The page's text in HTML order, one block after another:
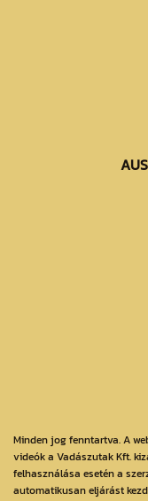
Minden jog fenntartva. A
videók a Vadászutak Kft.
felhasználása esetén a
automatikusan eljárást